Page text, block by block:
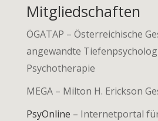
Mitgliedschaften
ÖGATAP – Österreichische
angewandte
Psychotherapie
MEGA – Milton H. Erickson
PsyOnline – Internetportal